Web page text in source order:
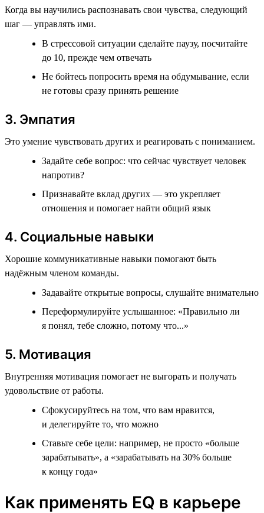
Когда вы научились распознавать свои чувства, следующий
шаг — управлять ими.
В стрессовой ситуации сделайте паузу, посчитайте
до 10, прежде чем отвечать
Не бойтесь попросить время на обдумывание, если
не готовы сразу принять решение
3. Эмпатия
Это умение чувствовать других и реагировать с пониманием.
Задайте себе вопрос: что сейчас чувствует человек
напротив?
Признавайте вклад других — это укрепляет
отношения и помогает найти общий язык
4. Социальные навыки
Хорошие коммуникативные навыки помогают быть
надёжным членом команды.
Задавайте открытые вопросы, слушайте внимательно
Переформулируйте услышанное: «Правильно ли
я понял, тебе сложно, потому что...»
5. Мотивация
Внутренняя мотивация помогает не выгорать и получать
удовольствие от работы.
Сфокусируйтесь на том, что вам нравится,
и делегируйте то, что можно
Ставьте себе цели: например, не просто «больше
зарабатывать», а «зарабатывать на 30% больше
к концу года»
Как применять EQ в карьере